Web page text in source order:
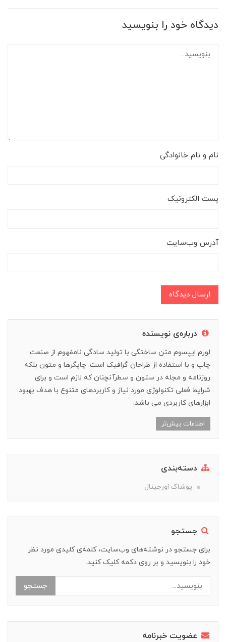
دیدگاه خود را بنویسید
نام و نام خانوادگی
پست الکترونیک
آدرس وب‌سایت
ارسال دیدگاه
درباره‌ی نویسنده
لورم ایپسوم متن ساختگی با تولید سادگی نامفهوم از صنعت
چاپ و با استفاده از طراحان گرافیک است. چاپگرها و متون بلکه
روزنامه و مجله در ستون و سطرآنچنان که لازم است و برای
شرایط فعلی تکنولوژی مورد نیاز و کاربردهای متنوع با هدف بهبود
ابزارهای کاربردی می باشد.
اطلاعات بیش‌تر
دسته‌بندی
پوشاک اورجینال
جستجو
برای جستجو در نوشته‌های وب‌سایت، کلمه‌ی کلیدی مورد نظر
خود را بنویسید و بر روی دکمه کلیک کنید.
جستجو
عضویت خبرنامه